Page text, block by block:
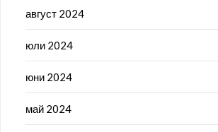
август 2024
юли 2024
юни 2024
май 2024